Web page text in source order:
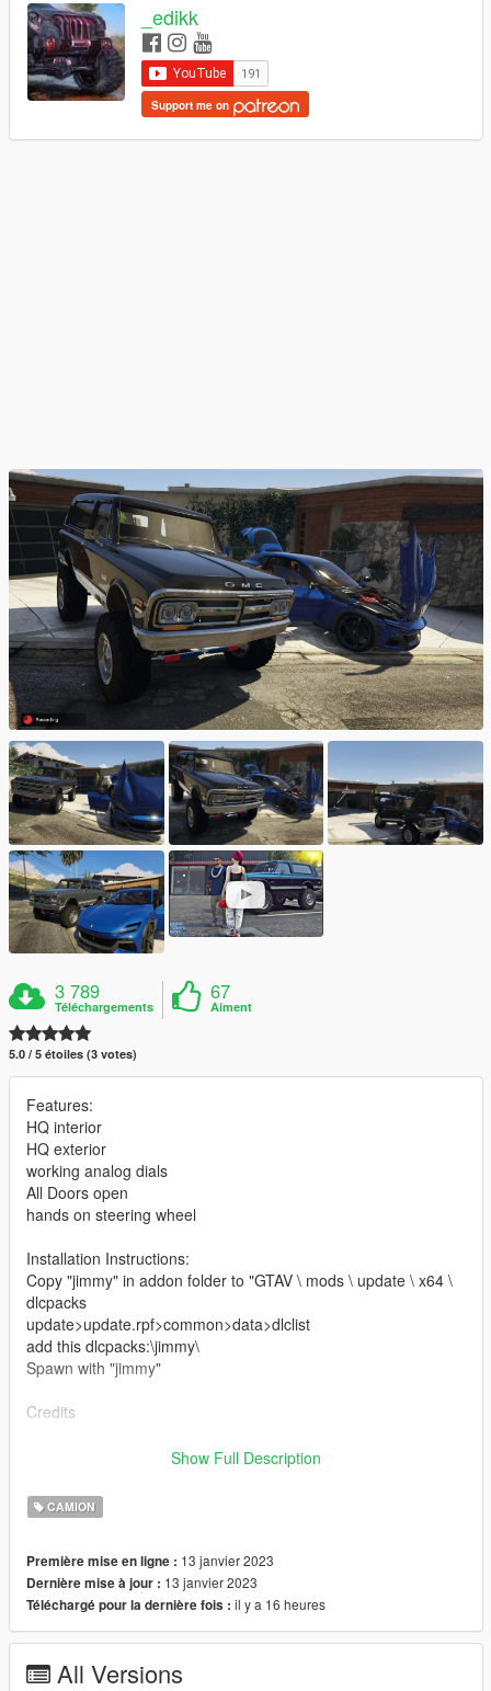
_edikk
Support me on
3 789
Téléchargements
67
Aiment
5.0 / 5 étoiles (3 votes)
Features:
HQ interior
HQ exterior
working analog dials
All Doors open
hands on steering wheel
Installation Instructions:
Copy "jimmy" in addon folder to "GTAV \ mods \ update \ x64 \
dlcpacks
update>update.rpf>common>data>dlclist
add this dlcpacks:\jimmy\
Spawn with "jimmy"
Credits
Software : Zmodeler3, blenderShow Full Description
CAMION
Première mise en ligne : 13 janvier 2023
Dernière mise à jour : 13 janvier 2023
Téléchargé pour la dernière fois : il y a 16 heures
All Versions